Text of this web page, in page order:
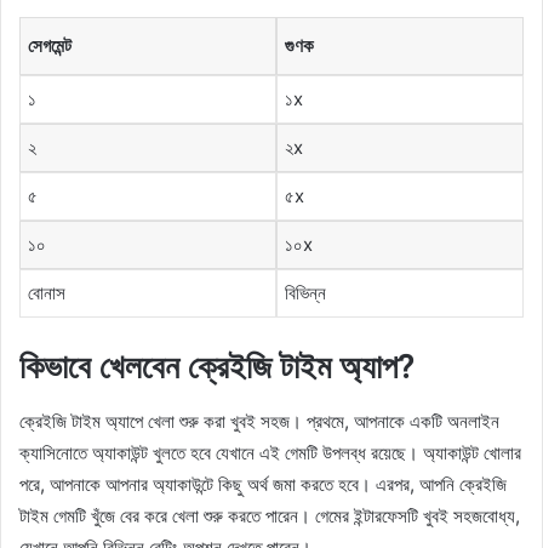
সেগমেন্ট গুণক
১ ১x
২ ২x
৫ ৫x
১০ ১০x
বোনাস বিভিন্ন
কিভাবে খেলবেন ক্রেইজি টাইম অ্যাপ?
ক্রেইজি টাইম অ্যাপে খেলা শুরু করা খুবই সহজ। প্রথমে, আপনাকে একটি অনলাইন
ক্যাসিনোতে অ্যাকাউন্ট খুলতে হবে যেখানে এই গেমটি উপলব্ধ রয়েছে। অ্যাকাউন্ট খোলার
পরে, আপনাকে আপনার অ্যাকাউন্টে কিছু অর্থ জমা করতে হবে। এরপর, আপনি ক্রেইজি
টাইম গেমটি খুঁজে বের করে খেলা শুরু করতে পারেন। গেমের ইন্টারফেসটি খুবই সহজবোধ্য,